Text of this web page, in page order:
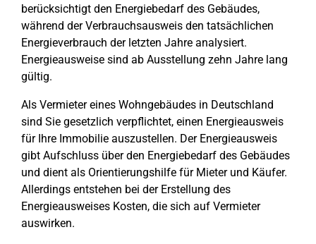
berücksichtigt den Energiebedarf des Gebäudes,
während der Verbrauchsausweis den tatsächlichen
Energieverbrauch der letzten Jahre analysiert.
Energieausweise sind ab Ausstellung zehn Jahre lang
gültig.
Als Vermieter eines Wohngebäudes in Deutschland
sind Sie gesetzlich verpflichtet, einen Energieausweis
für Ihre Immobilie auszustellen. Der Energieausweis
gibt Aufschluss über den Energiebedarf des Gebäudes
und dient als Orientierungshilfe für Mieter und Käufer.
Allerdings entstehen bei der Erstellung des
Energieausweises Kosten, die sich auf Vermieter
auswirken.